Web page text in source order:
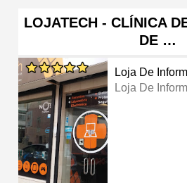
LOJATECH - CLÍNICA
DE …
Loja De
Loja De